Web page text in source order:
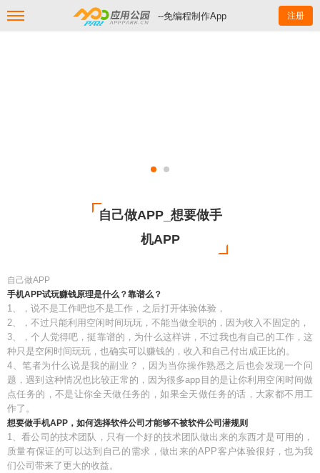
--免编程制作App 注册
自己做APP_想要做手
机APP
自己做APP
手机APP试玩赚钱原理是什么？靠谱么？
1、，说不是工作吧也不是工作，之后打开体验体验，
2、，不过只能利用空闲时间玩玩，不能当做全职的，因为收入不固定的，
3、，个人觉得吧，挺靠谱的，为什么这样讲，不过我也有自己的工作，这
种只是空闲时间玩玩，也确实可以赚钱的，收入和自己付出成正比的。
4、笔者为什么说是我的副业？，因为当你操作熟悉之后也会发现一个问
题，遇到这种情况也比较正常的，因为很多app目的是让你利用空闲时间做
点任务的，不是让你全天做任务的，如果全天做任务的话，大家都不用工
作了。
想要做手机APP，如何选择软件公司才能够不被软件公司潜规则
1、看公司的技术团队，只有一个好的技术团队做出来的东西才是可用的，
质量有保证的可以达到自己的需求，做出来的APP客户体验很好，也为我
们公司带来了更大的收益。